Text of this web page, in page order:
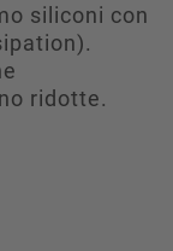
siliconi con
ridotte.